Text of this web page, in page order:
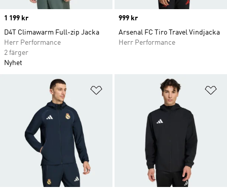
Price
1 199 kr
D4T Climawarm Full-zip Jacka
Herr Performance
2 färger
Nyhet
Price
999 kr
Arsenal FC Tiro Travel Vindjacka
Herr Performance
Lägg till på önskelistan